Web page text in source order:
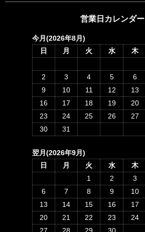
営業日カレンダー
今月(2026年8月)
日
月 火 水 木
2
3 4 5 6
9
10 11 12 13
16
17 18 19 20
23
24 25 26 27
30
31
翌月(2026年9月)
日
月 火 水 木
1
2 3
6
7 8 9 10
13
14 15 16 17
20
21 22 23 24